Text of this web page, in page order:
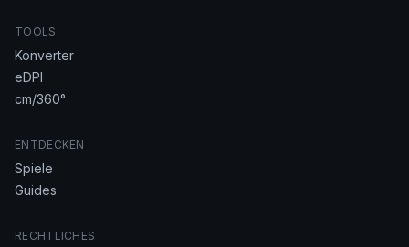
TOOLS
Konverter
eDPI
cm/360°
ENTDECKEN
Spiele
Guides
RECHTLICHES